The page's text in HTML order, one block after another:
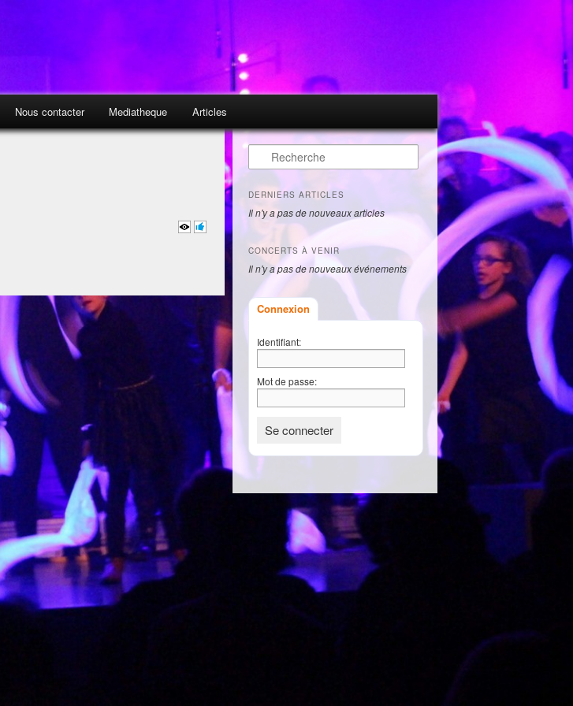
Nous contacter Mediatheque Articles
Recherche
DERNIERS ARTICLES
Il n'y a pas de nouveaux articles
CONCERTS À VENIR
Il n'y a pas de nouveaux événements
Connexion
Identifiant:
Mot de passe: